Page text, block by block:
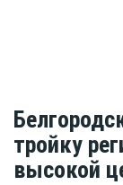
тройку
высокой